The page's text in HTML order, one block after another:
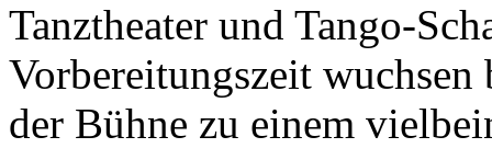
Tanztheater und Tango-
Vorbereitungszeit
der Bühne zu einem